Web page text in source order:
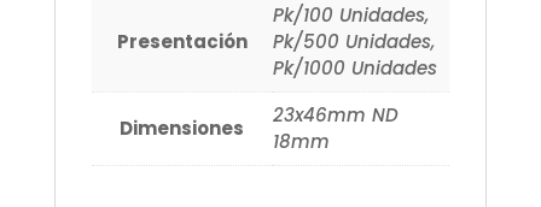
Presentación
Pk/100 Unidades,
Pk/500 Unidades,
Pk/1000 Unidades
Dimensiones
23x46mm ND
18mm